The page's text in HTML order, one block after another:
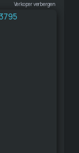
Verkoper verbergen